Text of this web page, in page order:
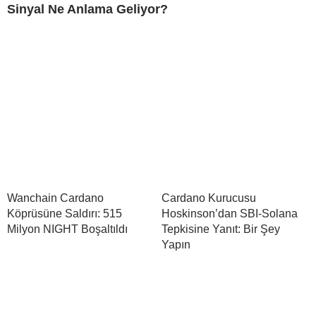
Sinyal Ne Anlama Geliyor?
Wanchain Cardano
Köprüsüne Saldırı: 515
Milyon NIGHT Boşaltıldı
Cardano Kurucusu
Hoskinson’dan SBI-Solana
Tepkisine Yanıt: Bir Şey
Yapın